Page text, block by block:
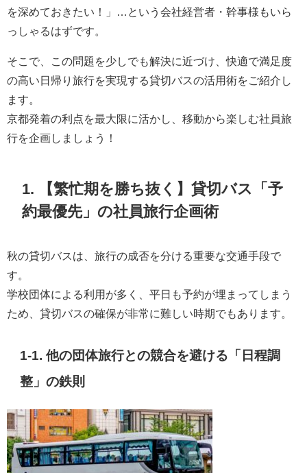
を深めておきたい！」…という会社経営者・幹事様もいら
っしゃるはずです。
そこで、この問題を少しでも解決に近づけ、快適で満足度
の高い日帰り旅行を実現する貸切バスの活用術をご紹介し
ます。
京都発着の利点を最大限に活かし、移動から楽しむ社員旅
行を企画しましょう！
1. 【繁忙期を勝ち抜く】貸切バス「予
約最優先」の社員旅行企画術
秋の貸切バスは、旅行の成否を分ける重要な交通手段で
す。
学校団体による利用が多く、平日も予約が埋まってしまう
ため、貸切バスの確保が非常に難しい時期でもあります。
1-1. 他の団体旅行との競合を避ける「日程調
整」の鉄則